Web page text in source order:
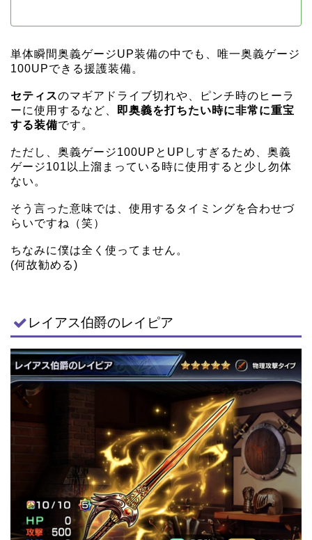
単体瞬間奥義ゲージUP装備の中でも、唯一奥義ゲージ
100UPできる援護装備。
セティスのマギアドライブ切れや、ピンチ時のヒーラ
ーに使用するなど、
即奥義を打ちたい時に非常に重宝
する装備です。
ただし、奥義ゲージ100UPとUPしすぎるため、奥義
ゲージ101以上溜まっている時に使用すると少し勿体
ない。
そう言った意味では、使用するタイミングを合わせづ
らいですね（笑）
ちなみに僕は全く使ってません。
(何故勧める)
レイアス伯爵のレイピア